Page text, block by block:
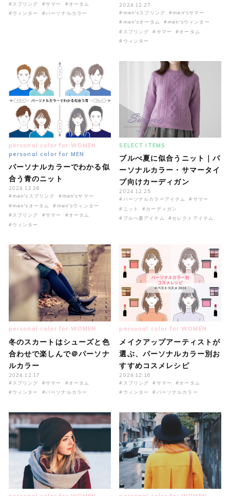
#スプリング
#サマー
#オータム
#ウィンター
#パーソナルカラー
2024.12.27
#men'sスプリング
#men'sサマー
#men'sオータム
#men'sウィンター
#スプリング
#サマー
#オータム
#ウィンター
personal color for WOMEN
personal color for MEN
パーソナルカラーでわかる似
合う青のニット
2024.12.26
#men'sスプリング
#men'sサマー
#men'sオータム
#men'sウィンター
#スプリング
#サマー
#オータム
#ウィンター
SELECT ITEMS
ブルべ夏に似合うニット｜パ
ーソナルカラー・サマータイ
プ向けカーディガン
2024.12.25
#パーソナルカラーアイテム
#サマー
#ニット
#カーディガン
#ブルべ夏アイテム
#セレクトアイテム
personal color for WOMEN
冬のスカートはシューズと色
合わせで楽しんで＠パーソナ
ルカラー
2024.12.17
#スプリング
#サマー
#オータム
#ウィンター
#パーソナルカラー
personal color for WOMEN
メイクアップアーティストが
選ぶ、パーソナルカラー別お
すすめコスメレシピ
2024.12.16
#スプリング
#サマー
#オータム
#ウィンター
#パーソナルカラー